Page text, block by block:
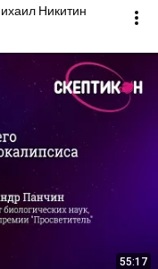
Никитин
55:17